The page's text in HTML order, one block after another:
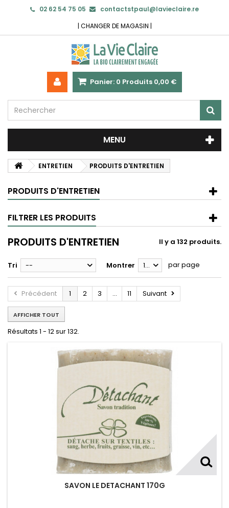
02 62 54 75 05
contactstpaul@lavieclaire.re
| CHANGER DE MAGASIN |
Panier: 0 Produits 0,00 €
MENU
ENTRETIEN PRODUITS D'ENTRETIEN
PRODUITS D'ENTRETIEN
FILTRER LES PRODUITS
PRODUITS D'ENTRETIEN Il y a 132 produits.
Tri -- Montrer 12 par page
Précédent 1 2 3 ... 11 Suivant
AFFICHER TOUT
Résultats 1 - 12 sur 132.
SAVON LE DETACHANT 170G